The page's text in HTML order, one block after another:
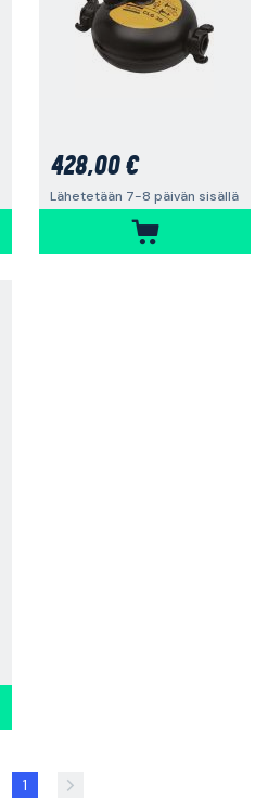
428,00 €
Lähetetään 7-8 päivän sisällä
1